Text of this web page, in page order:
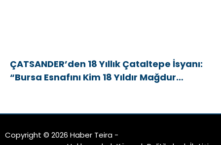
ÇATSANDER’den 18 Yıllık Çataltepe İsyanı:
“Bursa Esnafını Kim 18 Yıldır Mağdur
Copyright © 2026 Haber Teira -